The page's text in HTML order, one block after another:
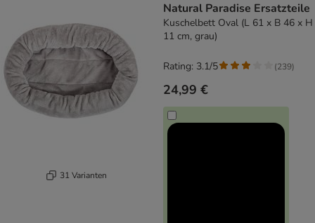
31 Varianten
Natural Paradise Ersatzteile
Kuschelbett Oval (L 61 x B 46 x H
11 cm, grau)
24,99 €
Rating: 3.1/5 (239)